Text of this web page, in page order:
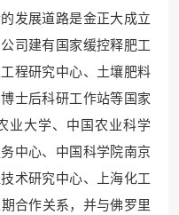
发展道路是金正大成立
司建有国家缓控释肥工
程研究中心、土壤肥料
士后科研工作站等国家
业大学、中国农业科学
中心、中国科学院南京
术研究中心、上海化工
合作关系，并与佛罗里